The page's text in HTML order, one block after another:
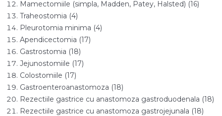
Mamectomiile (simpla, Madden, Patey, Halsted) (16)
Traheostomia (4)
Pleurotomia minima (4)
Apendicectomia (17)
Gastrostomia (18)
Jejunostomiile (17)
Colostomiile (17)
Gastroenteroanastomoza (18)
Rezectiile gastrice cu anastomoza gastroduodenala (18)
Rezectiile gastrice cu anastomoza gastrojejunala (18)